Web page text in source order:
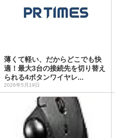
薄くて軽い、だからどこでも快
適！最大3台の接続先を切り替え
られる4ボタンワイヤレ...
2026年5月19日